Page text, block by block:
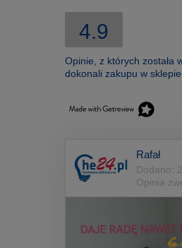
4.9
Opinie, z których została
dokonali zakupu w sklepie.
Rafał
Dodano:
Opinia